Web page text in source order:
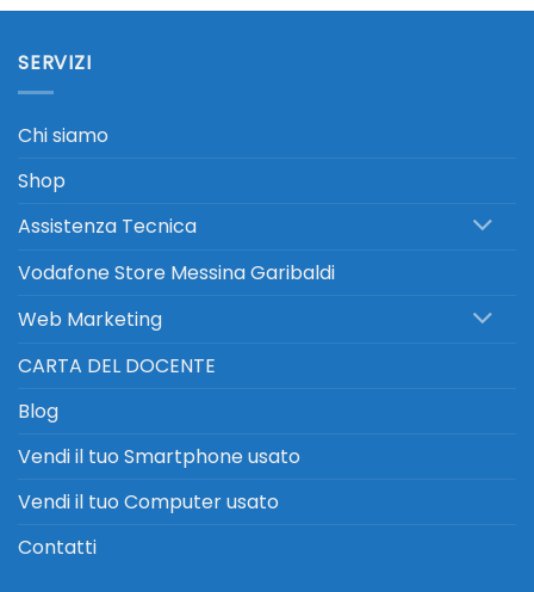
SERVIZI
Chi siamo
Shop
Assistenza Tecnica
Vodafone Store Messina Garibaldi
Web Marketing
CARTA DEL DOCENTE
Blog
Vendi il tuo Smartphone usato
Vendi il tuo Computer usato
Contatti